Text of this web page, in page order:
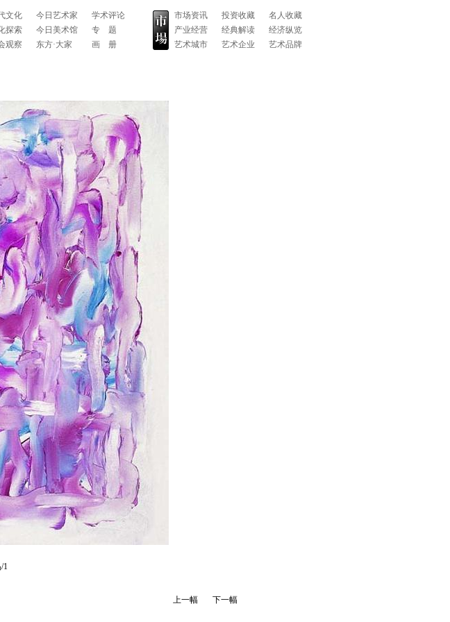
文化
探索
观察
今日艺术家
今日美术馆
东方·大家
学术评论
专 题
画 册
市场资讯
产业经营
艺术城市
投资收藏
经典解读
艺术企业
名人收藏
经济纵览
艺术品牌
1
上一幅 下一幅